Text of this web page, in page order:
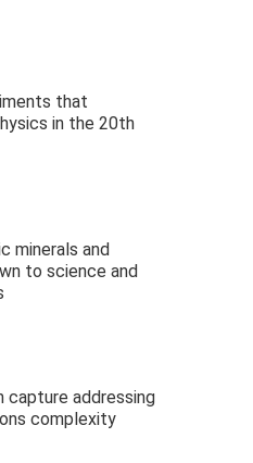
that
in the 20th
minerals and
to science and
capture addressing
complexity